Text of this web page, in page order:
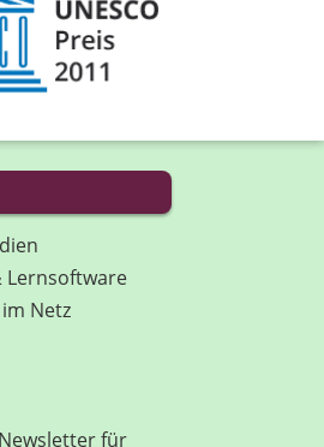
Lernsoftware
Netz
für